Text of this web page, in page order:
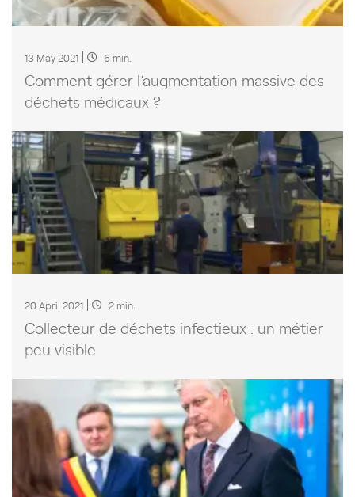
13 May 2021 6 min.
Comment gérer l’augmentation massive des
déchets médicaux ?
20 April 2021 2 min.
Collecteur de déchets infectieux : un métier
peu visible